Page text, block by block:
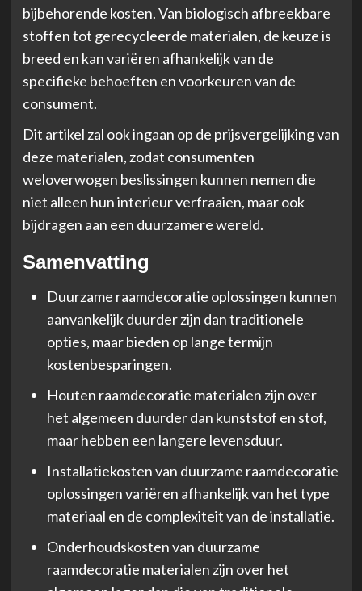
bijbehorende kosten. Van biologisch afbreekbare
stoffen tot gerecycleerde materialen, de keuze is
breed en kan variëren afhankelijk van de
specifieke behoeften en voorkeuren van de
consument.
Dit artikel zal ook ingaan op de prijsvergelijking van
deze materialen, zodat consumenten
weloverwogen beslissingen kunnen nemen die
niet alleen hun interieur verfraaien, maar ook
bijdragen aan een duurzamere wereld.
Samenvatting
Duurzame raamdecoratie oplossingen kunnen
aanvankelijk duurder zijn dan traditionele
opties, maar bieden op lange termijn
kostenbesparingen.
Houten raamdecoratie materialen zijn over
het algemeen duurder dan kunststof en stof,
maar hebben een langere levensduur.
Installatiekosten van duurzame raamdecoratie
oplossingen variëren afhankelijk van het type
materiaal en de complexiteit van de installatie.
Onderhoudskosten van duurzame
raamdecoratie materialen zijn over het